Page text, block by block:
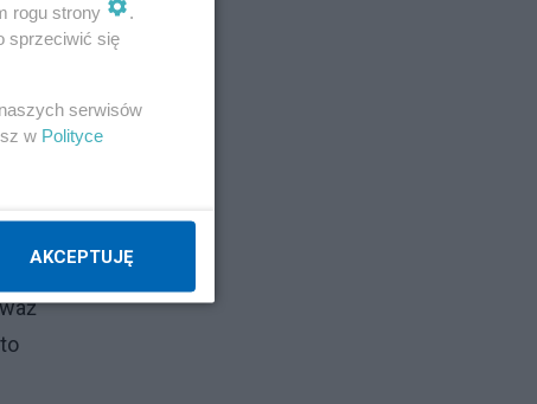
rogu strony
.
sprzeciwić się
serwisów
w Polityce
AKCEPTUJĘ